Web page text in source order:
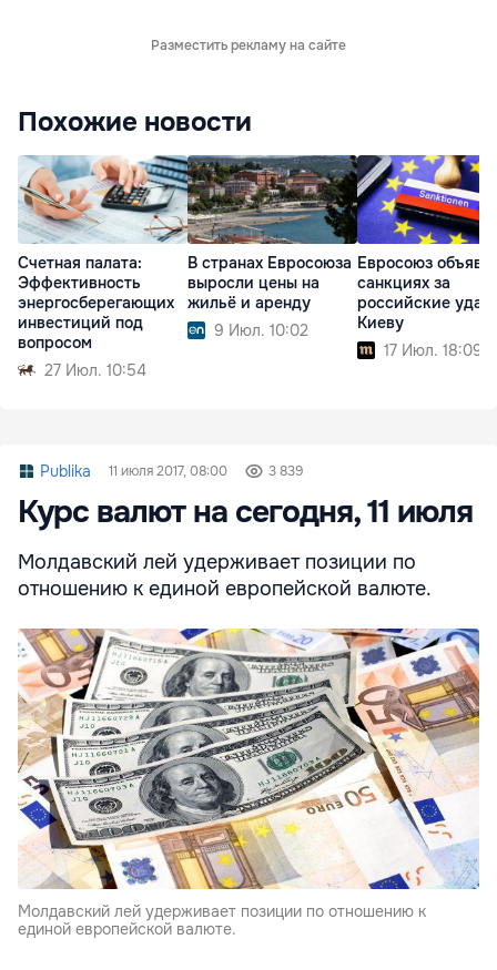
Разместить рекламу на сайте
Похожие новости
Счетная палата:
Эффективность
энергосберегающих
инвестиций под
вопросом
27 Июл. 10:54
В странах Евросоюза
выросли цены на
жильё и аренду
9 Июл. 10:02
Евросоюз
санкциях за
российские
Киеву
17 Июл. 18:09
Publika 11 июля 2017, 08:00 3 839
Курс валют на сегодня, 11 июля
Молдавский лей удерживает позиции по
отношению к единой европейской валюте.
Молдавский лей удерживает позиции по отношению к
единой европейской валюте.